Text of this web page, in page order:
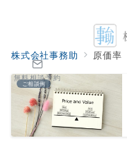
無料相談予約
株式会社事務助 原価率
ご相談例